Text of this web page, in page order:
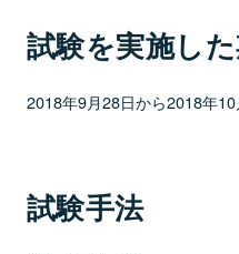
試験を実施し
2018年9月28日から2018年10
試験手法